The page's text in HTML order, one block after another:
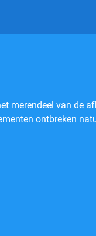
merendeel van de
ontbreken